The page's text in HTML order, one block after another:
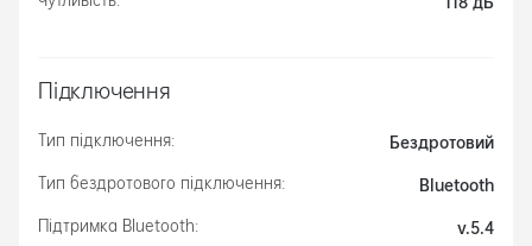
Підключення
Тип підключення: Бездротовий
Тип бездротового підключення: Bluetooth
Підтримка Bluetooth: v.5.4